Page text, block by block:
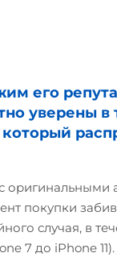
его
уверены в
покупки
случая, в
7 до iPhone